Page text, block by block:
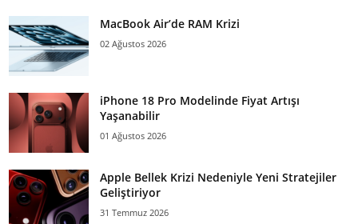
MacBook Air’de RAM Krizi
02 Ağustos 2026
iPhone 18 Pro Modelinde Fiyat Artışı
Yaşanabilir
01 Ağustos 2026
Apple Bellek Krizi Nedeniyle Yeni Stratejiler
Geliştiriyor
31 Temmuz 2026